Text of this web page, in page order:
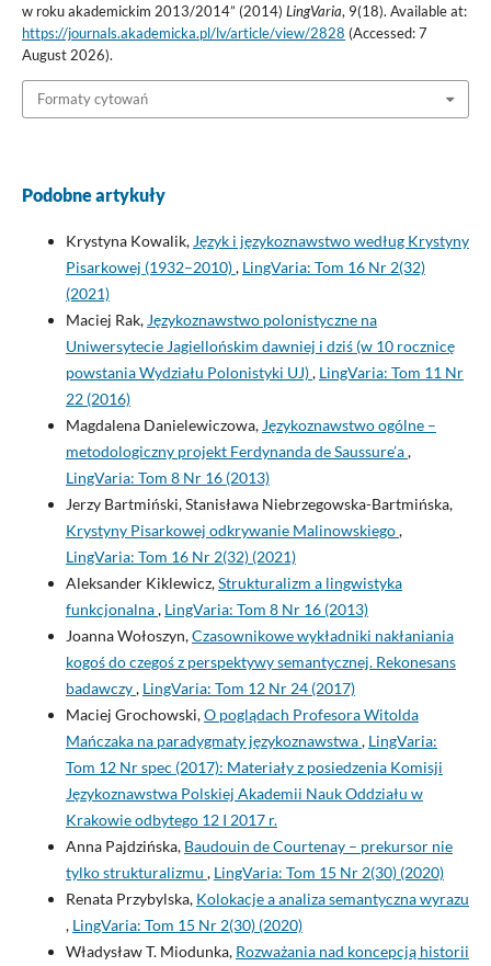
w roku akademickim 2013/2014” (2014) LingVaria, 9(18). Available at:
https://journals.akademicka.pl/lv/article/view/2828 (Accessed: 7
August 2026).
Formaty cytowań
Podobne artykuły
Krystyna Kowalik, Język i językoznawstwo według Krystyny
Pisarkowej (1932–2010), LingVaria: Tom 16 Nr 2(32)
(2021)
Maciej Rak, Językoznawstwo polonistyczne na
Uniwersytecie Jagiellońskim dawniej i dziś (w 10 rocznicę
powstania Wydziału Polonistyki UJ), LingVaria: Tom 11 Nr
22 (2016)
Magdalena Danielewiczowa, Językoznawstwo ogólne –
metodologiczny projekt Ferdynanda de Saussure’a,
LingVaria: Tom 8 Nr 16 (2013)
Jerzy Bartmiński, Stanisława Niebrzegowska-Bartmińska,
Krystyny Pisarkowej odkrywanie Malinowskiego,
LingVaria: Tom 16 Nr 2(32) (2021)
Aleksander Kiklewicz,Strukturalizm a lingwistyka
funkcjonalna, LingVaria: Tom 8 Nr 16 (2013)
Joanna Wołoszyn,Czasownikowe wykładniki nakłaniania
kogoś do czegoś z perspektywy semantycznej. Rekonesans
badawczy, LingVaria: Tom 12 Nr 24 (2017)
Maciej Grochowski,O poglądach Profesora Witolda
Mańczaka na paradygmaty językoznawstwa, LingVaria:
Tom 12 Nr spec (2017): Materiały z posiedzenia Komisji
Językoznawstwa Polskiej Akademii Nauk Oddziału w
Krakowie odbytego 12 I 2017 r.
Anna Pajdzińska, Baudouin de Courtenay – prekursor nie
tylko strukturalizmu , LingVaria: Tom 15 Nr 2(30) (2020)
Renata Przybylska, Kolokacje a analiza semantyczna wyrazu
, LingVaria: Tom 15 Nr 2(30) (2020)
Władysław T. Miodunka, Rozważania nad koncepcją historii